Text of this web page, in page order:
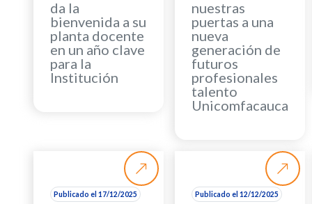
da la
bienvenida a su
planta docente
en un año clave
para la
Institución
nuestras
puertas a una
nueva
generación de
futuros
profesionales
talento
Unicomfacauca
Publicado el 17/12/2025 Publicado el 12/12/2025